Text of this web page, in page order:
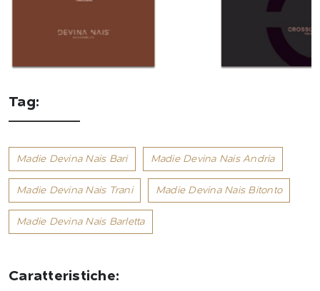
Tag:
Madie Devina Nais Bari Madie Devina Nais Andria
Madie Devina Nais Trani Madie Devina Nais Bitonto
Madie Devina Nais Barletta
Caratteristiche: